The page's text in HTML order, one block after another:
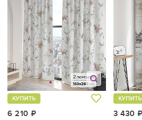
6 210
КУПИТЬ
3 430
КУПИТЬ